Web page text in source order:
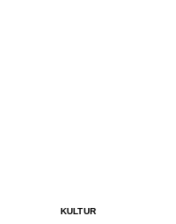
KULTUR